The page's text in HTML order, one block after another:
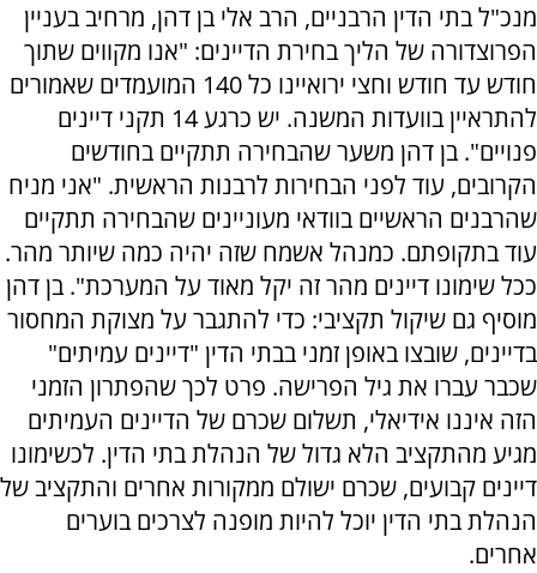
מנכ"ל בתי הדין הרבניים, הרב אלי בן דהן, מרחיב בעניין
הפרוצדורה של הליך בחירת הדיינים: "אנו מקווים שתוך
חודש עד חודש וחצי ירואיינו כל 140 המועמדים שאמורים
להתראיין בוועדות המשנה. יש כרגע 14 תקני דיינים
פנויים". בן דהן משער שהבחירה תתקיים בחודשים
הקרובים, עוד לפני הבחירות לרבנות הראשית. "אני מניח
שהרבנים הראשיים בוודאי מעוניינים שהבחירה תתקיים
עוד בתקופתם. כמנהל אשמח שזה יהיה כמה שיותר מהר.
ככל שימונו דיינים מהר זה יקל מאוד על המערכת". בן דהן
מוסיף גם שיקול תקציבי: כדי להתגבר על מצוקת המחסור
בדיינים, שובצו באופן זמני בבתי הדין "דיינים עמיתים"
שכבר עברו את גיל הפרישה. פרט לכך שהפתרון הזמני
הזה איננו אידיאלי, תשלום שכרם של הדיינים העמיתים
מגיע מהתקציב הלא גדול של הנהלת בתי הדין. לכשימונו
דיינים קבועים, שכרם ישולם ממקורות אחרים והתקציב של
הנהלת בתי הדין יוכל להיות מופנה לצרכים בוערים
אחרים.